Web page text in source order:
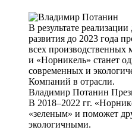
В результате
развития до 2023 года
всех производственных
и «Норникель» станет
современных и
Компаний в отрасли.
Владимир Потанин
В 2018–2022 гг.
«зеленым» и поможет
экологичными.